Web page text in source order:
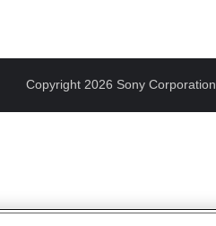
Copyright 2026 Sony Corporation